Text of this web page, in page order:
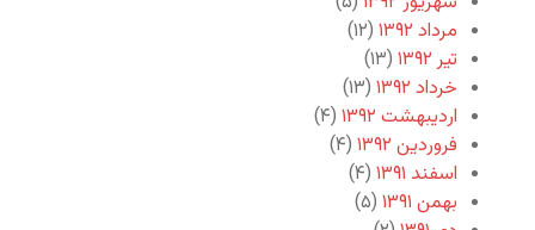
مرداد ۱۳۹۲
(۱۲)
تیر ۱۳۹۲
(۱۳)
خرداد ۱۳۹۲
(۱۳)
اردیبهشت ۱۳۹۲
(۴)
فروردین ۱۳۹۲
(۴)
اسفند ۱۳۹۱
(۴)
بهمن ۱۳۹۱
(۵)